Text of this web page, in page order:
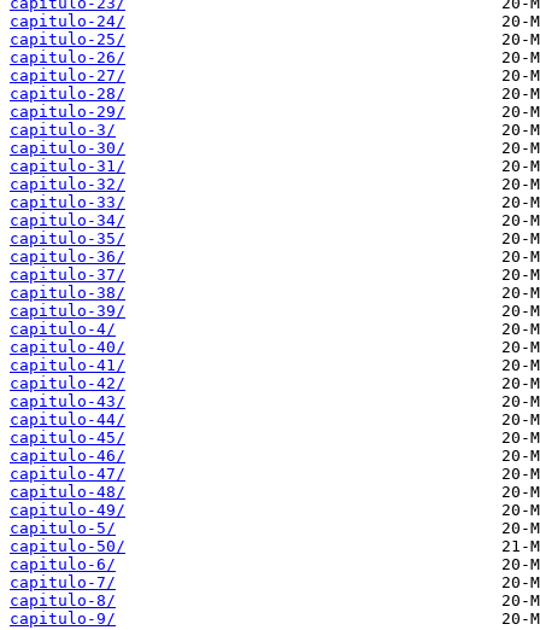
capitulo-24/
capitulo-25/
capitulo-26/
capitulo-27/
capitulo-28/
capitulo-29/
capitulo-3/
capitulo-30/
capitulo-31/
capitulo-32/
capitulo-33/
capitulo-34/
capitulo-35/
capitulo-36/
capitulo-37/
capitulo-38/
capitulo-39/
capitulo-4/
capitulo-40/
capitulo-41/
capitulo-42/
capitulo-43/
capitulo-44/
capitulo-45/
capitulo-46/
capitulo-47/
capitulo-48/
capitulo-49/
capitulo-5/
capitulo-50/
capitulo-6/
capitulo-7/
capitulo-8/
capitulo-9/